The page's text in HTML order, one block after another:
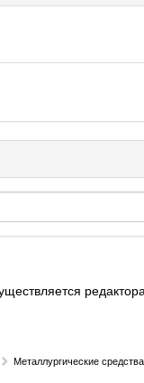
Металлургические